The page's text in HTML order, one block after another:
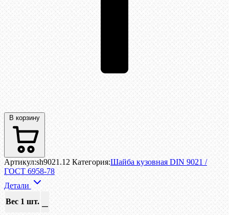
В корзину
Артикул:sh9021.12 Категория:Шайба кузовная DIN 9021 /
ГОСТ 6958-78
Детали
Вес 1 шт. —